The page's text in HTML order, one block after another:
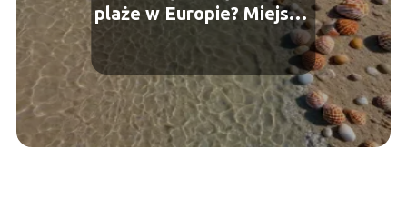
plaże w Europie? Miejsca,
które zachwycają